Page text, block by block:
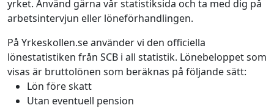
yrket. Använd gärna vår statistiksida och ta med dig på
arbetsintervjun eller löneförhandlingen.
På Yrkeskollen.se använder vi den officiella
lönestatistiken från SCB i all statistik. Lönebeloppet som
visas är bruttolönen som beräknas på följande sätt:
Lön före skatt
Utan eventuell pension